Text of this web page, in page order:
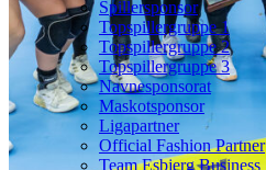
Spillersponsor
Topspillergruppe 1
Topspillergruppe 2
Topspillergruppe 3
Navnesponsorat
Maskotsponsor
Ligapartner
Official Fashion Partner
Team Esbjerg Business